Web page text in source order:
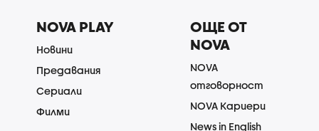
NOVA PLAY
Новини
Предавания
Сериали
Филми
ОЩЕ ОТ
NOVA
NOVA
отговорност
NOVA Кариери
News in English